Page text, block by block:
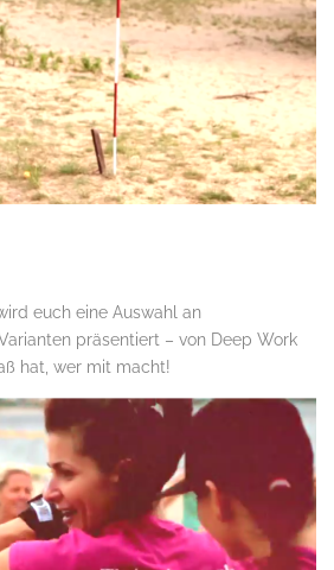
euch eine Auswahl an
präsentiert – von Deep Work
hat, wer mit macht!